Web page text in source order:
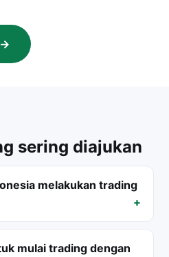
sering diajukan
melakukan trading
mulai trading dengan